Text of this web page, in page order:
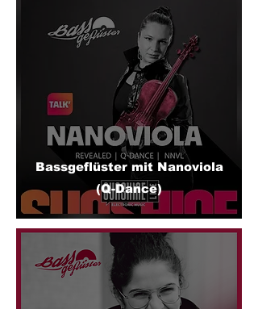
Bassgeflüster mit Nanoviola
(Q-Dance)